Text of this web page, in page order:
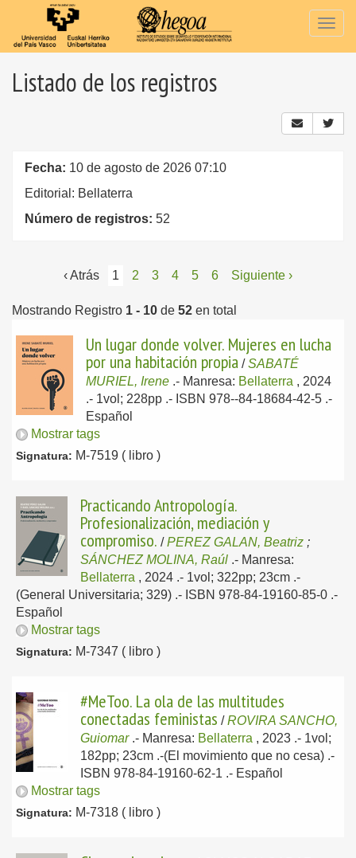
Listado de los registros
Fecha: 10 de agosto de 2026 07:10
Editorial: Bellaterra
Número de registros: 52
‹ Atrás 1 2 3 4 5 6 Siguiente ›
Mostrando Registro 1 - 10 de 52 en total
Un lugar donde volver. Mujeres en lucha
por una habitación propia /SABATÉ
MURIEL, Irene .- Manresa: Bellaterra , 2024
.- 1vol; 228pp .- ISBN 978--84-18684-42-5 .-
Español
Mostrar tags
Signatura: M-7519 ( libro )
Practicando Antropología.
Profesionalización, mediación y
compromiso. /PEREZ GALAN, Beatriz ;
SÁNCHEZ MOLINA, Raúl .- Manresa:
Bellaterra , 2024 .- 1vol; 322pp; 23cm .-
(General Universitaria; 329) .- ISBN 978-84-19160-85-0 .-
Español
Mostrar tags
Signatura: M-7347 ( libro )
#MeToo. La ola de las multitudes
conectadas feministas /ROVIRA SANCHO,
Guiomar .- Manresa: Bellaterra , 2023 .- 1vol;
182pp; 23cm .-(El movimiento que no cesa) .-
ISBN 978-84-19160-62-1 .- Español
Mostrar tags
Signatura: M-7318 ( libro )